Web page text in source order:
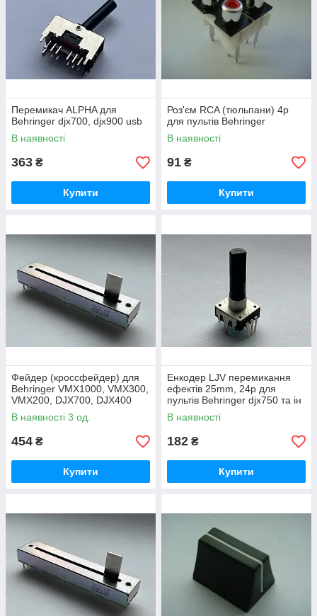
Перемикач ALPHA для
Behringer djx700, djx900 usb
В наявності
363 ₴
Купити
Роз'єм RCA (тюльпани) 4p
для пультів Behringer
В наявності
91 ₴
Купити
Фейдер (кроссфейдер) для
Behringer VMX1000, VMX300,
VMX200, DJX700, DJX400
(New), DDM 4000, DDM 2000,
DX626
В наявності 3 од.
454 ₴
Купити
Енкодер LJV перемикання
ефектів 25mm, 24p для
пультів Behringer djx750 та ін
В наявності
182 ₴
Купити